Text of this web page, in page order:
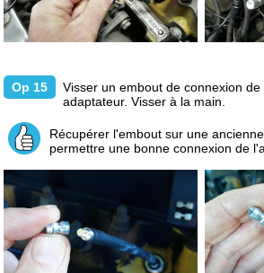
Op 15
Visser un embout de connexion
adaptateur. Visser à la main.
Récupérer l'embout sur une
permettre une bonne connexion de